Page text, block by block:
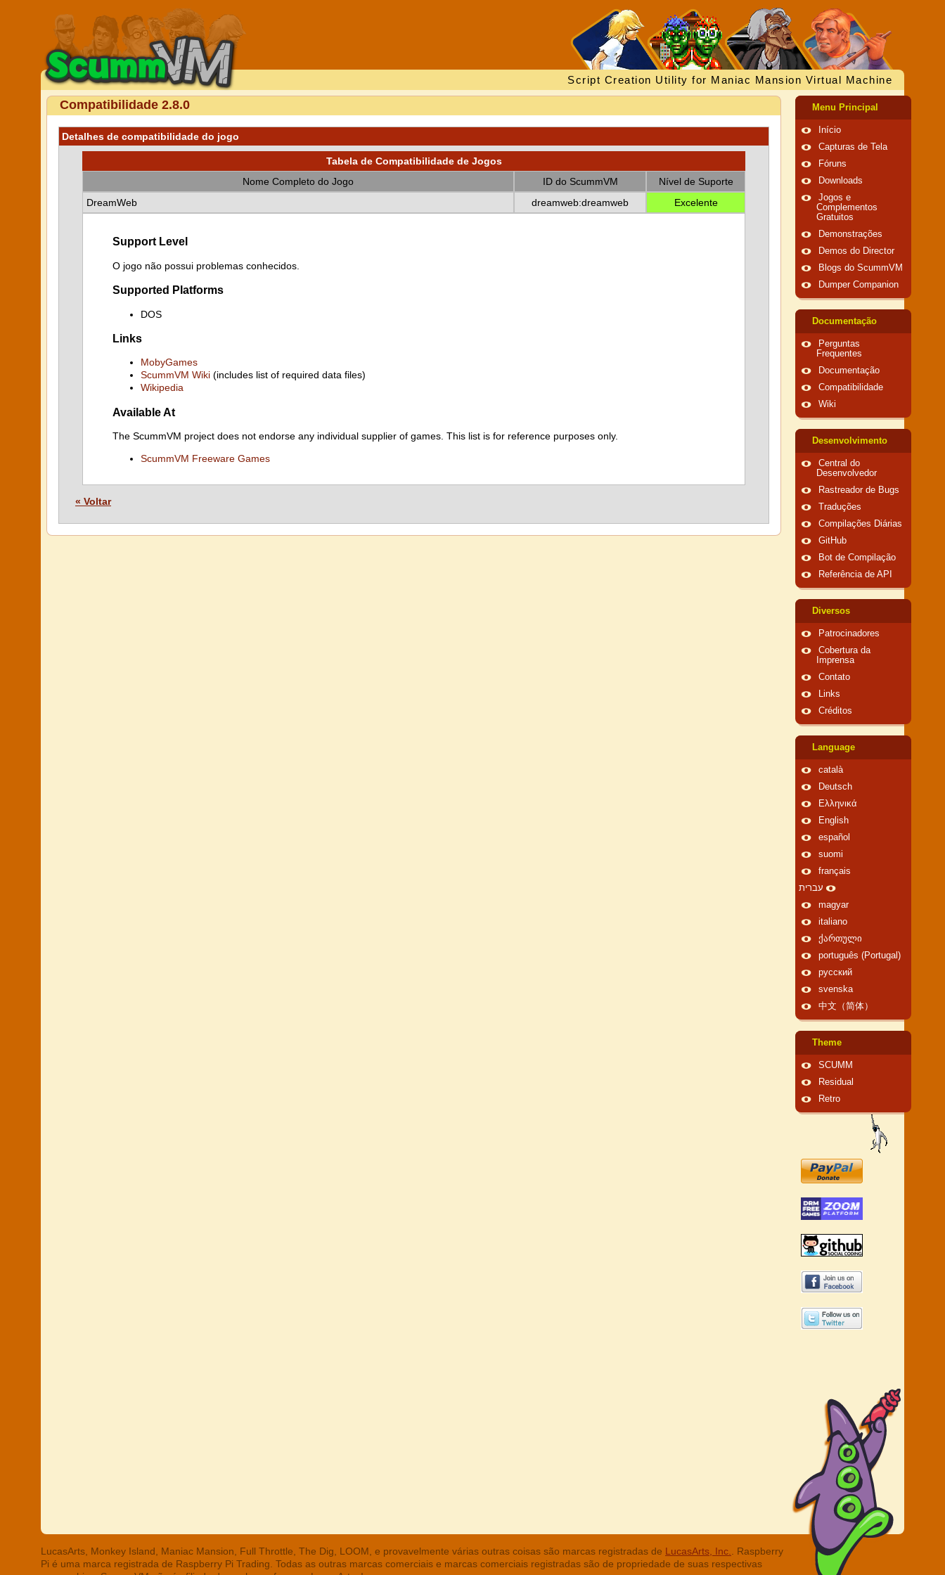
Script Creation Utility for Maniac Mansion Virtual Machine
Compatibilidade 2.8.0
Detalhes de compatibilidade do jogo
Tabela de Compatibilidade de Jogos
Nome Completo do Jogo
ID do ScummVM
Nível de Suporte
DreamWeb
dreamweb:dreamweb Excelente
Support Level
O jogo não possui problemas conhecidos.
Supported Platforms
DOS
Links
MobyGames
ScummVM Wiki (includes list of required data files)
Wikipedia
Available At
The ScummVM project does not endorse any individual supplier of games. This list is for reference purposes only.
ScummVM Freeware Games
« Voltar
Menu Principal
Início
Capturas de Tela
Fóruns
Downloads
Jogos e
Complementos
Gratuitos
Demonstrações
Demos do Director
Blogs do ScummVM
Dumper Companion
Documentação
Perguntas
Frequentes
Documentação
Compatibilidade
Wiki
Desenvolvimento
Central do
Desenvolvedor
Rastreador de Bugs
Traduções
Compilações Diárias
GitHub
Bot de Compilação
Referência de API
Diversos
Patrocinadores
Cobertura da
Imprensa
Contato
Links
Créditos
Language
català
Deutsch
Ελληνικά
English
español
suomi
français
עברית
magyar
italiano
ქართული
português (Portugal)
русский
svenska
中文（简体）
Theme
SCUMM
Residual
Retro
LucasArts, Monkey Island, Maniac Mansion, Full Throttle, The Dig, LOOM, e provavelmente várias outras coisas são marcas registradas de LucasArts, Inc.
. Raspberry
Pi é uma marca registrada de Raspberry Pi Trading. Todas as outras marcas comerciais e marcas comerciais registradas são de propriedade de suas respectivas